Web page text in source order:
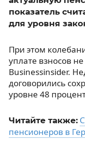
показатель
для уровня
При этом
уплате взносов
Businessinsider.
договорились
уровне 48
Читайте также:
пенсионеров в